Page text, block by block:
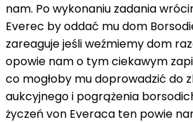
nam. Po wykonaniu zadania
Everec by oddać mu dom
zareaguje jeśli weźmiemy dom
opowie nam o tym ciekawym
co mogłoby mu doprowadzić do
aukcyjnego i pogrążenia
życzeń von Everaca ten powie